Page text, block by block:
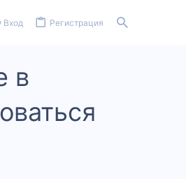
Вход Регистрация
в